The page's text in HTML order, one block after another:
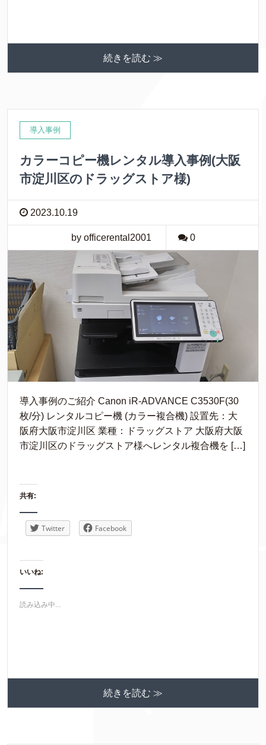
続きを読む ≫
導入事例
カラーコピー機レンタル導入事例(大阪
市淀川区のドラッグストア様)
2023.10.19
by officerental2001 0
導入事例のご紹介 Canon iR-ADVANCE C3530F(30
枚/分) レンタルコピー機 (カラー複合機) 設置先：大
阪府大阪市淀川区 業種：ドラッグストア 大阪府大阪
市淀川区のドラッグストア様へレンタル複合機を […]
共有:
Twitter Facebook
いいね:
読み込み中...
続きを読む ≫